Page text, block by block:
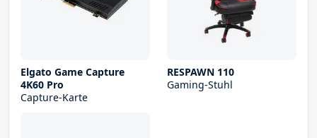
Elgato Game Capture
4K60 Pro
Capture-Karte
RESPAWN 110
Gaming-Stuhl